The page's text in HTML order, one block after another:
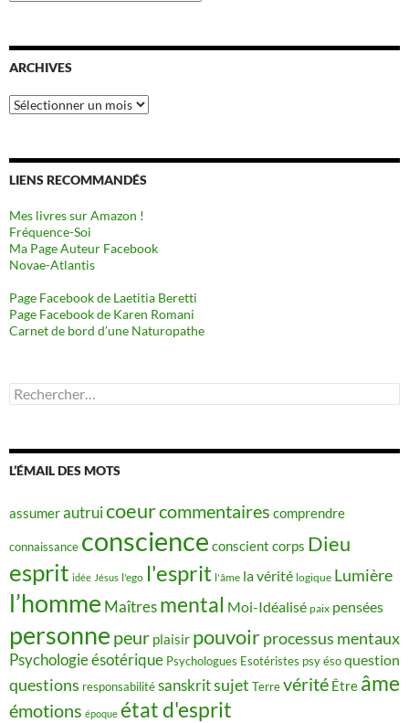
ARCHIVES
Archives
LIENS RECOMMANDÉS
Mes livres sur Amazon !
Fréquence-Soi
Ma Page Auteur Facebook
Novae-Atlantis
Page Facebook de Laetitia Beretti
Page Facebook de Karen Romani
Carnet de bord d’une Naturopathe
Rechercher :
L’ÉMAIL DES MOTS
assumerautruicoeurcommentaires comprendre
connaissance conscience conscient corps Dieu
esprit idée Jésus l'ego l'esprit l'âme la vérité logique Lumière
l’homme Maîtres mental Moi-Idéalisé paix pensées
personne peur plaisir pouvoirprocessus mentaux
Psychologie ésotérique Psychologues Esotéristes psy ésoquestion
questions responsabilitésanskritsujet Terrevérité Être âme
émotions époque état d'esprit